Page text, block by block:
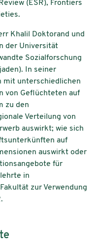
(ESR), Frontiers
Khalil Doktorand und
der Universität
Sozialforschung
In seiner
mit unterschiedlichen
von Geflüchteten auf
zu den
Verteilung von
auswirkt; wie sich
auf
auswirkt oder
für
in
zur Verwendung